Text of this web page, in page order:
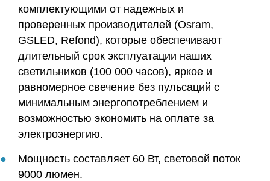
комплектующими от надежных и
проверенных производителей (Osram,
GSLED, Refond), которые обеспечивают
длительный срок эксплуатации наших
светильников (100 000 часов), яркое и
равномерное свечение без пульсаций с
минимальным энергопотреблением и
возможностью экономить на оплате за
электроэнергию.
Мощность составляет 60 Вт, световой поток
9000 люмен.